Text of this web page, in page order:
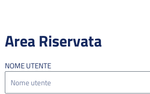
Area Riservata
NOME UTENTE